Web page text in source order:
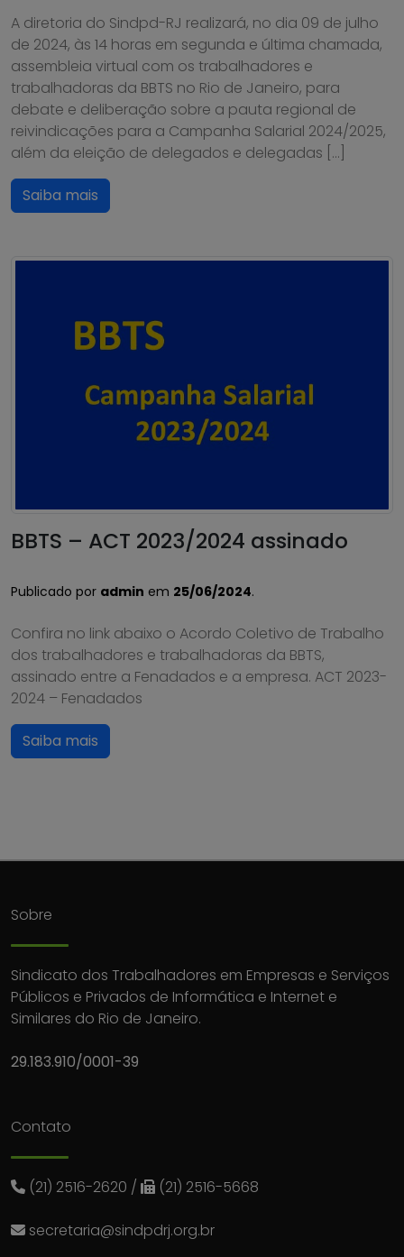
A diretoria do Sindpd-RJ realizará, no dia 09 de julho
de 2024, às 14 horas em segunda e última chamada,
assembleia virtual com os trabalhadores e
trabalhadoras da BBTS no Rio de Janeiro, para
debate e deliberação sobre a pauta regional de
reivindicações para a Campanha Salarial 2024/2025,
além da eleição de delegados e delegadas […]
Saiba mais
BBTS – ACT 2023/2024 assinado
Publicado por admin em 25/06/2024.
Confira no link abaixo o Acordo Coletivo de Trabalho
dos trabalhadores e trabalhadoras da BBTS,
assinado entre a Fenadados e a empresa. ACT 2023-
2024 – Fenadados
Saiba mais
Sobre
Sindicato dos Trabalhadores em Empresas e Serviços
Públicos e Privados de Informática e Internet e
Similares do Rio de Janeiro.
29.183.910/0001-39
Contato
(21) 2516-2620 / (21) 2516-5668
secretaria@sindpdrj.org.br